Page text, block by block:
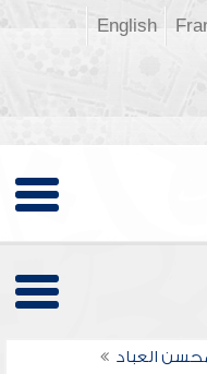
English
العباد